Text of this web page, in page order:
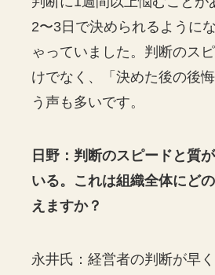
2〜3日で決められるように
ゃっていました。判断のス
けでなく、「決めた後の後
う声も多いです。
日野：判断のスピードと質
いる。これは組織全体にど
えますか？
永井氏：経営者の判断が早